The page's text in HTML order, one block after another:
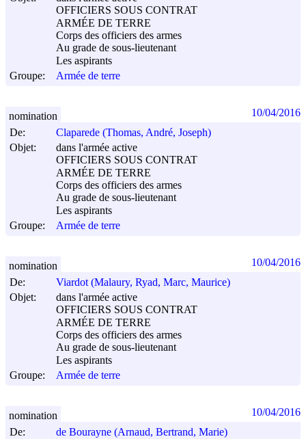
OFFICIERS SOUS CONTRAT
ARMÉE DE TERRE
Corps des officiers des armes
Au grade de sous-lieutenant
Les aspirants
Groupe:
Armée de terre
De:
Claparede (Thomas, André, Joseph)
Objet:
dans l'armée active
OFFICIERS SOUS CONTRAT
ARMÉE DE TERRE
Corps des officiers des armes
Au grade de sous-lieutenant
Les aspirants
Groupe:
Armée de terre
nomination 10/04/2016
De:
Viardot (Malaury, Ryad, Marc, Maurice)
Objet:
dans l'armée active
OFFICIERS SOUS CONTRAT
ARMÉE DE TERRE
Corps des officiers des armes
Au grade de sous-lieutenant
Les aspirants
Groupe:
Armée de terre
nomination 10/04/2016
De:
de Bourayne (Arnaud, Bertrand, Marie)
nomination 10/04/2016